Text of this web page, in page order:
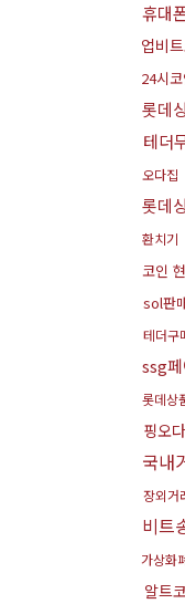
휴대
업비
24시
롯데
테더
오다집
롯데
환치기
코인
sol판
테더구
ssg
롯데상
핑오
국내
장외거
비트
가상화
알트